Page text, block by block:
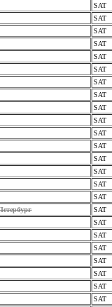
SAT
SAT
SAT
SAT
SAT
SAT
SAT
SAT
SAT
SAT
SAT
SAT
SAT
SAT
SAT
SAT
SAT
SAT
SAT
SAT
SAT
SAT
SAT
SAT